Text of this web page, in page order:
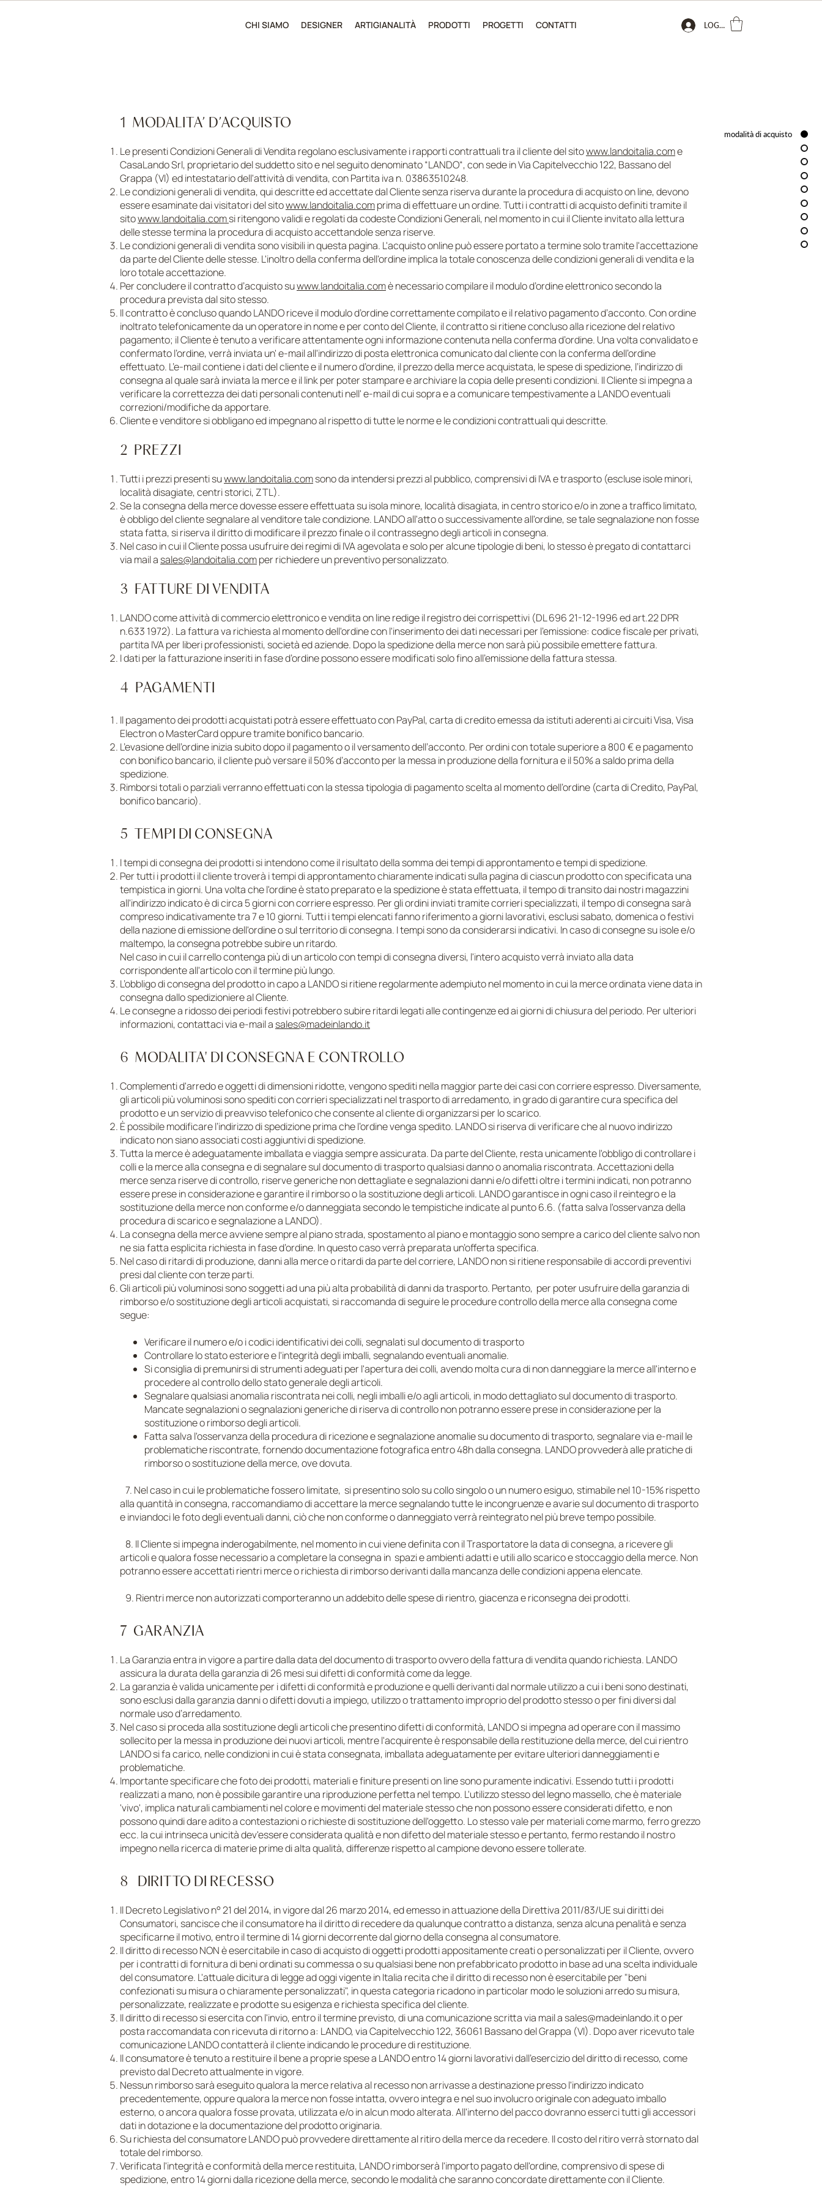
CHI SIAMO DESIGNER ARTIGIANALITÀ PRODOTTI PROGETTI CONTATTI LOGIN
modalità di acquisto
1 MODALITA’ D’ACQUISTO
Le presenti Condizioni Generali di Vendita regolano esclusivamente i rapporti contrattuali tra il cliente del sitowww.landoitalia.come
CasaLando Srl, proprietario del suddetto sito e nel seguito denominato “LANDO“, con sede in Via Capitelvecchio 122, Bassano del
Grappa (VI) ed intestatario dell'attività di vendita, con Partita iva n. 03863510248.
Le condizioni generali di vendita, qui descritte ed accettate dal Cliente senza riserva durante la procedura di acquisto on line, devono
essere esaminate dai visitatori del sitowww.landoitalia.comprima di effettuare un ordine. Tutti i contratti di acquisto definiti tramite il
sitowww.landoitalia.comsi ritengono validi e regolati da codeste Condizioni Generali, nel momento in cui il Cliente invitato alla lettura
delle stesse termina la procedura di acquisto accettandole senza riserve.
Le condizioni generali di vendita sono visibili in questa pagina. L'acquisto online può essere portato a termine solo tramite l'accettazione
da parte del Cliente delle stesse. L'inoltro della conferma dell'ordine implica la totale conoscenza delle condizioni generali di vendita e la
loro totale accettazione.
Per concludere il contratto d’acquisto suwww.landoitalia.comè necessario compilare il modulo d’ordine elettronico secondo la
procedura prevista dal sito stesso.
Il contratto è concluso quando LANDO riceve il modulo d’ordine correttamente compilato e il relativo pagamento d’acconto. Con ordine
inoltrato telefonicamente da un operatore in nome e per conto del Cliente, il contratto si ritiene concluso alla ricezione del relativo
pagamento; il Cliente è tenuto a verificare attentamente ogni informazione contenuta nella conferma d’ordine. Una volta convalidato e
confermato l’ordine, verrà inviata un' e-mail all'indirizzo di posta elettronica comunicato dal cliente con la conferma dell’ordine
effettuato. L’e-mail contiene i dati del cliente e il numero d’ordine, il prezzo della merce acquistata, le spese di spedizione, l’indirizzo di
consegna al quale sarà inviata la merce e il link per poter stampare e archiviare la copia delle presenti condizioni. Il Cliente si impegna a
verificare la correttezza dei dati personali contenuti nell' e-mail di cui sopra e a comunicare tempestivamente a LANDO eventuali
correzioni/modifiche da apportare.
Cliente e venditore si obbligano ed impegnano al rispetto di tutte le norme e le condizioni contrattuali qui descritte.
2 PREZZI
Tutti i prezzi presenti suwww.landoitalia.comsono da intendersi prezzi al pubblico, comprensivi di IVA e trasporto (escluse isole minori,
località disagiate, centri storici, ZTL).
Se la consegna della merce dovesse essere effettuata su isola minore, località disagiata, in centro storico e/o in zone a traffico limitato,
è obbligo del cliente segnalare al venditore tale condizione. LANDO all'atto o successivamente all'ordine, se tale segnalazione non fosse
stata fatta, si riserva il diritto di modificare il prezzo finale o il contrassegno degli articoli in consegna.
Nel caso in cui il Cliente possa usufruire dei regimi di IVA agevolata e solo per alcune tipologie di beni, lo stesso è pregato di contattarci
via mail a sales@landoitalia.comper richiedere un preventivo personalizzato.
3 FATTURE DI VENDITA
LANDO come attività di commercio elettronico e vendita on line redige il registro dei corrispettivi (DL 696 21-12-1996 ed art.22 DPR
n.633 1972). La fattura va richiesta al momento dell'ordine con l'inserimento dei dati necessari per l'emissione: codice fiscale per privati,
partita IVA per liberi professionisti, società ed aziende. Dopo la spedizione della merce non sarà più possibile emettere fattura.
I dati per la fatturazione inseriti in fase d’ordine possono essere modificati solo fino all’emissione della fattura stessa.
4 PAGAMENTI
Il pagamento dei prodotti acquistati potrà essere effettuato con PayPal, carta di credito emessa da istituti aderenti ai circuiti Visa, Visa
Electron o MasterCard oppure tramite bonifico bancario.
L’evasione dell’ordine inizia subito dopo il pagamento o il versamento dell’acconto. Per ordini con totale superiore a 800 € e pagamento
con bonifico bancario, il cliente può versare il 50% d’acconto per la messa in produzione della fornitura e il 50% a saldo prima della
spedizione.
Rimborsi totali o parziali verranno effettuati con la stessa tipologia di pagamento scelta al momento dell’ordine (carta di Credito, PayPal,
bonifico bancario).
5 TEMPI DI CONSEGNA
I tempi di consegna dei prodotti si intendono come il risultato della somma dei tempi di approntamento e tempi di spedizione.
Per tutti i prodotti il cliente troverà i tempi di approntamento chiaramente indicati sulla pagina di ciascun prodotto con specificata una
tempistica in giorni. Una volta che l'ordine è stato preparato e la spedizione è stata effettuata, il tempo di transito dai nostri magazzini
all'indirizzo indicato è di circa 5 giorni con corriere espresso. Per gli ordini inviati tramite corrieri specializzati, il tempo di consegna sarà
compreso indicativamente tra 7 e 10 giorni. Tutti i tempi elencati fanno riferimento a giorni lavorativi, esclusi sabato, domenica o festivi
della nazione di emissione dell'ordine o sul territorio di consegna. I tempi sono da considerarsi indicativi. In caso di consegne su isole e/o
maltempo, la consegna potrebbe subire un ritardo.
Nel caso in cui il carrello contenga più di un articolo con tempi di consegna diversi, l'intero acquisto verrà inviato alla data
corrispondente all'articolo con il termine più lungo.
L’obbligo di consegna del prodotto in capo a LANDO si ritiene regolarmente adempiuto nel momento in cui la merce ordinata viene data in
consegna dallo spedizioniere al Cliente.
Le consegne a ridosso dei periodi festivi potrebbero subire ritardi legati alle contingenze ed ai giorni di chiusura del periodo. Per ulteriori
informazioni, contattaci via e-mail a sales@madeinlando.it
6 MODALITA' DI CONSEGNA E CONTROLLO
Complementi d'arredo e oggetti di dimensioni ridotte, vengono spediti nella maggior parte dei casi con corriere espresso. Diversamente,
gli articoli più voluminosi sono spediti con corrieri specializzati nel trasporto di arredamento, in grado di garantire cura specifica del
prodotto e un servizio di preavviso telefonico che consente al cliente di organizzarsi per lo scarico.
È possibile modificare l’indirizzo di spedizione prima che l’ordine venga spedito. LANDO si riserva di verificare che al nuovo indirizzo
indicato non siano associati costi aggiuntivi di spedizione.
Tutta la merce è adeguatamente imballata e viaggia sempre assicurata. Da parte del Cliente, resta unicamente l'obbligo di controllare i
colli e la merce alla consegna e di segnalare sul documento di trasporto qualsiasi danno o anomalia riscontrata. Accettazioni della
merce senza riserve di controllo, riserve generiche non dettagliate e segnalazioni danni e/o difetti oltre i termini indicati, non potranno
essere prese in considerazione e garantire il rimborso o la sostituzione degli articoli. LANDO garantisce in ogni caso il reintegro e la
sostituzione della merce non conforme e/o danneggiata secondo le tempistiche indicate al punto 6.6. (fatta salva l'osservanza della
procedura di scarico e segnalazione a LANDO).
La consegna della merce avviene sempre al piano strada, spostamento al piano e montaggio sono sempre a carico del cliente salvo non
ne sia fatta esplicita richiesta in fase d’ordine. In questo caso verrà preparata un’offerta specifica.
Nel caso di ritardi di produzione, danni alla merce o ritardi da parte del corriere, LANDO non si ritiene responsabile di accordi preventivi
presi dal cliente con terze parti.
Gli articoli più voluminosi sono soggetti ad una più alta probabilità di danni da trasporto. Pertanto, per poter usufruire della garanzia di
rimborso e/o sostituzione degli articoli acquistati, si raccomanda di seguire le procedure controllo della merce alla consegna come
segue:
Verificare il numero e/o i codici identificativi dei colli, segnalati sul documento di trasporto
Controllare lo stato esteriore e l'integrità degli imballi, segnalando eventuali anomalie.
Si consiglia di premunirsi di strumenti adeguati per l'apertura dei colli, avendo molta cura di non danneggiare la merce all'interno e
procedere al controllo dello stato generale degli articoli.
Segnalare qualsiasi anomalia riscontrata nei colli, negli imballi e/o agli articoli, in modo dettagliato sul documento di trasporto.
Mancate segnalazioni o segnalazioni generiche di riserva di controllo non potranno essere prese in considerazione per la
sostituzione o rimborso degli articoli.
Fatta salva l'osservanza della procedura di ricezione e segnalazione anomalie su documento di trasporto, segnalare via e-mail le
problematiche riscontrate, fornendo documentazione fotografica entro 48h dalla consegna. LANDO provvederà alle pratiche di
rimborso o sostituzione della merce, ove dovuta.
7. Nel caso in cui le problematiche fossero limitate, si presentino solo su collo singolo o un numero esiguo, stimabile nel 10-15% rispetto
alla quantità in consegna, raccomandiamo di accettare la merce segnalando tutte le incongruenze e avarie sul documento di trasporto
e inviandoci le foto degli eventuali danni, ciò che non conforme o danneggiato verrà reintegrato nel più breve tempo possibile.
8. Il Cliente si impegna inderogabilmente, nel momento in cui viene definita con il Trasportatore la data di consegna, a ricevere gli
articoli e qualora fosse necessario a completare la consegna in spazi e ambienti adatti e utili allo scarico e stoccaggio della merce. Non
potranno essere accettati rientri merce o richiesta di rimborso derivanti dalla mancanza delle condizioni appena elencate.
9. Rientri merce non autorizzati comporteranno un addebito delle spese di rientro, giacenza e riconsegna dei prodotti.
7 GARANZIA
La Garanzia entra in vigore a partire dalla data del documento di trasporto ovvero della fattura di vendita quando richiesta. LANDO
assicura la durata della garanzia di 26 mesi sui difetti di conformità come da legge.
La garanzia è valida unicamente per i difetti di conformità e produzione e quelli derivanti dal normale utilizzo a cui i beni sono destinati,
sono esclusi dalla garanzia danni o difetti dovuti a impiego, utilizzo o trattamento improprio del prodotto stesso o per fini diversi dal
normale uso d’arredamento.
Nel caso si proceda alla sostituzione degli articoli che presentino difetti di conformità, LANDO si impegna ad operare con il massimo
sollecito per la messa in produzione dei nuovi articoli, mentre l'acquirente è responsabile della restituzione della merce, del cui rientro
LANDO si fa carico, nelle condizioni in cui è stata consegnata, imballata adeguatamente per evitare ulteriori danneggiamenti e
problematiche.
Importante specificare che foto dei prodotti, materiali e finiture presenti on line sono puramente indicativi. Essendo tutti i prodotti
realizzati a mano, non è possibile garantire una riproduzione perfetta nel tempo. L'utilizzo stesso del legno massello, che è materiale
'vivo', implica naturali cambiamenti nel colore e movimenti del materiale stesso che non possono essere considerati difetto, e non
possono quindi dare adito a contestazioni o richieste di sostituzione dell'oggetto. Lo stesso vale per materiali come marmo, ferro grezzo
ecc. la cui intrinseca unicità dev'essere considerata qualità e non difetto del materiale stesso e pertanto, fermo restando il nostro
impegno nella ricerca di materie prime di alta qualità, differenze rispetto al campione devono essere tollerate.
8 DIRITTO DI RECESSO
Il Decreto Legislativo n° 21 del 2014, in vigore dal 26 marzo 2014, ed emesso in attuazione della Direttiva 2011/83/UE sui diritti dei
Consumatori, sancisce che il consumatore ha il diritto di recedere da qualunque contratto a distanza, senza alcuna penalità e senza
specificarne il motivo, entro il termine di 14 giorni decorrente dal giorno della consegna al consumatore.
Il diritto di recesso NON è esercitabile in caso di acquisto di oggetti prodotti appositamente creati o personalizzati per il Cliente, ovvero
per i contratti di fornitura di beni ordinati su commessa o su qualsiasi bene non prefabbricato prodotto in base ad una scelta individuale
del consumatore. L'attuale dicitura di legge ad oggi vigente in Italia recita che il diritto di recesso non è esercitabile per "beni
confezionati su misura o chiaramente personalizzati", in questa categoria ricadono in particolar modo le soluzioni arredo su misura,
personalizzate, realizzate e prodotte su esigenza e richiesta specifica del cliente.
Il diritto di recesso si esercita con l'invio, entro il termine previsto, di una comunicazione scritta via mail a sales@madeinlando.ito per
posta raccomandata con ricevuta di ritorno a: LANDO, via Capitelvecchio 122, 36061 Bassano del Grappa (VI). Dopo aver ricevuto tale
comunicazione LANDO contatterà il cliente indicando le procedure di restituzione.
Il consumatore è tenuto a restituire il bene a proprie spese a LANDO entro 14 giorni lavorativi dall'esercizio del diritto di recesso, come
previsto dal Decreto attualmente in vigore.
Nessun rimborso sarà eseguito qualora la merce relativa al recesso non arrivasse a destinazione presso l'indirizzo indicato
precedentemente, oppure qualora la merce non fosse intatta, ovvero integra e nel suo involucro originale con adeguato imballo
esterno, o ancora qualora fosse provata, utilizzata e/o in alcun modo alterata. All'interno del pacco dovranno esserci tutti gli accessori
dati in dotazione e la documentazione del prodotto originaria.
Su richiesta del consumatore LANDO può provvedere direttamente al ritiro della merce da recedere. Il costo del ritiro verrà stornato dal
totale del rimborso.
Verificata l'integrità e conformità della merce restituita, LANDO rimborserà l'importo pagato dell'ordine, comprensivo di spese di
spedizione, entro 14 giorni dalla ricezione della merce, secondo le modalità che saranno concordate direttamente con il Cliente.